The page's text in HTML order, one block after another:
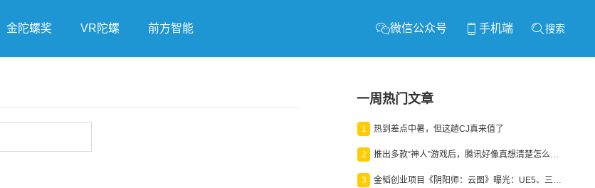
金陀螺奖 VR陀螺 前方智能 微信公众号 手机端 搜索
一周热门文章
1 热到差点中暑，但这趟CJ真来值了
2 推出多款“神人”游戏后，腾讯好像真想清楚怎么做二次元了
3 金韬创业项目《阴阳师：云图》曝光：UE5、三端互通、ARPG